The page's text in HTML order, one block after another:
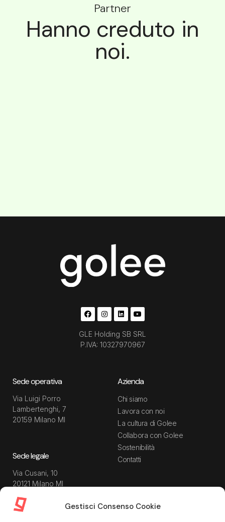
Gestisci Consenso Cookie
Partner
Hanno creduto in
noi.
GLE Holding SB SRL
P.IVA: 10327970967
Sede operativa
Via Luigi Porro
Lambertenghi, 7
20159 Milano MI
Sede legale
Via Cusani, 10
20121 Milano MI
Azienda
Chi siamo
Lavora con noi
La cultura di Golee
Collabora con Golee
Sostenibilità
Contatti